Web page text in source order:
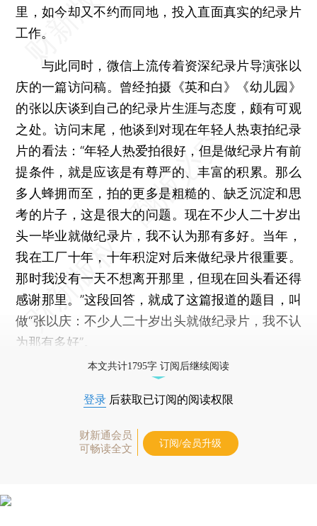
里，如今却又不约而同地，投入直面真实的纪录片
工作。
与此同时，微信上流传着资深纪录片导演张以
庆的一篇访问稿。曾经拍摄《英和白》《幼儿园》
的张以庆谈到自己的纪录片生涯与态度，颇有可观
之处。访问末尾，他谈到对现在年轻人热衷拍纪录
片的看法：“年轻人热爱拍很好，但是做纪录片有前
提条件，就是应该是有尊严的、丰富的积累。那么
多人蜂拥而至，拍的更多是粗糙的、缺乏沉淀和思
考的片子，这是很大的问题。现在不少人二十岁出
头一毕业就做纪录片，我不认为那有多好。当年，
我在工厂十年，十年积淀对后来做纪录片很重要。
那时我没有一天不想离开那里，但现在回头看还得
感谢那里。”这段回答，就成了这篇报道的题目，叫
做“张以庆：不少人二十岁出头就做纪录片，我不认
为那有多好”。
本文共计1795字 订阅后继续阅读
登录 后获取已订阅的阅读权限
财新通会员
可畅读全文
订阅/会员升级